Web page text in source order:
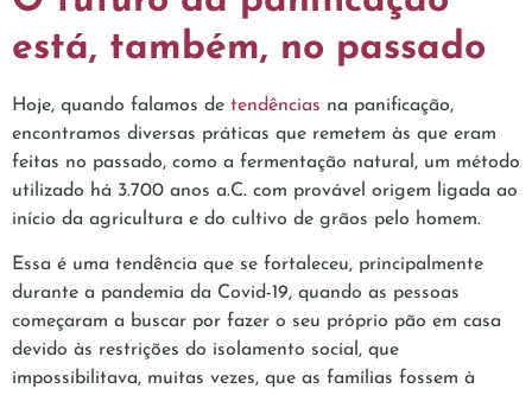
está, também, no passado
Hoje, quando falamos de tendências na panificação,
encontramos diversas práticas que remetem às que eram
feitas no passado, como a fermentação natural, um método
utilizado há 3.700 anos a.C. com provável origem ligada ao
início da agricultura e do cultivo de grãos pelo homem.
Essa é uma tendência que se fortaleceu, principalmente
durante a pandemia da Covid-19, quando as pessoas
começaram a buscar por fazer o seu próprio pão em casa
devido às restrições do isolamento social, que
impossibilitava, muitas vezes, que as famílias fossem à